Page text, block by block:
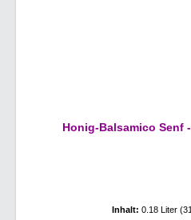
Honig-Balsamico Senf
Inhalt: 0.18 Liter